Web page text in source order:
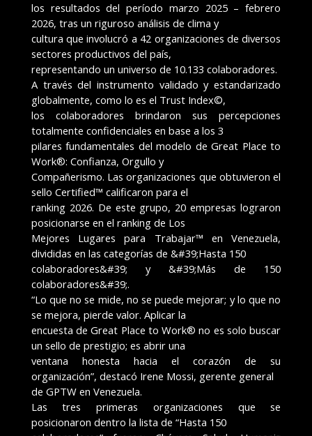
los resultados del período marzo 2025 – febrero
2026, tras un riguroso análisis de clima y
cultura que involucró a 42 organizaciones de diversos
sectores productivos del país,
representando un universo de 10.133 colaboradores.
A través del instrumento validado y estandarizado
globalmente, como lo es el Trust Index©,
los colaboradores brindaron sus percepciones
totalmente confidenciales en base a los 3
pilares fundamentales del modelo de Great Place to
Work®: Confianza, Orgullo y
Compañerismo. Las organizaciones que obtuvieron el
sello Certified™ calificaron para el
ranking 2026. De este grupo, 20 empresas lograron
posicionarse en el ranking de Los
Mejores Lugares para Trabajar™ en Venezuela,
divididas en las categorías de &#39;Hasta 150
colaboradores&#39; y &#39;Más de 150
colaboradores&#39;.
“Lo que no se mide, no se puede mejorar; y lo que no
se mejora, pierde valor. Aplicar la
encuesta de Great Place to Work® no es solo buscar
un sello de prestigio; es abrir una
ventana honesta hacia el corazón de su
organización”, destacó Irene Mossi, gerente general
de GPTW en Venezuela.
Las tres primeras organizaciones que se
posicionaron dentro la lista de “Hasta 150